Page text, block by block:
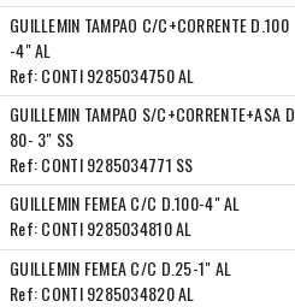
GUILLEMIN TAMPAO C/C+CORRENTE D.100
-4" AL
Ref:CONTI 9285034750 AL
GUILLEMIN TAMPAO S/C+CORRENTE+ASA D.
80- 3" SS
Ref:CONTI 9285034771 SS
GUILLEMIN FEMEA C/C D.100-4" AL
Ref:CONTI 9285034810 AL
GUILLEMIN FEMEA C/C D.25-1" AL
Ref:CONTI 9285034820 AL